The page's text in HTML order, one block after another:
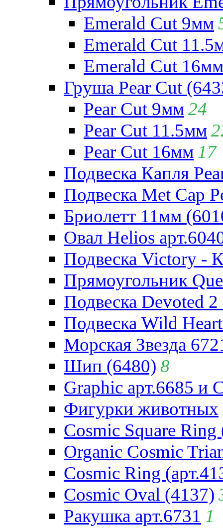
Emerald Cut 9мм
Emerald Cut
Emerald Cut 16мм
Груша Pear Cut
Pear Cut 9мм24
Pear Cut 11.5мм
Pear Cut 16мм 17
Подвеска Капля
Подвеска Met Cap
Бриолетт 11мм
Овал Helios
Подвеска Victory -
Прямоугольник
Подвеска Devoted
Подвеска Wild
Морская Звезда
Шип (6480) 8
Graphic арт.6685 и
Фигурки животных
Cosmic Square Ring
Organic Cosmic
Cosmic Ring
Cosmic Oval (4137)
Ракушка арт.6731 1